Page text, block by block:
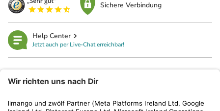
Sichere Verbindung
Help Center
Jetzt auch per Live-Chat erreichbar!